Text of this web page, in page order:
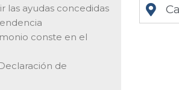
las ayudas concedidas
conste en el
de